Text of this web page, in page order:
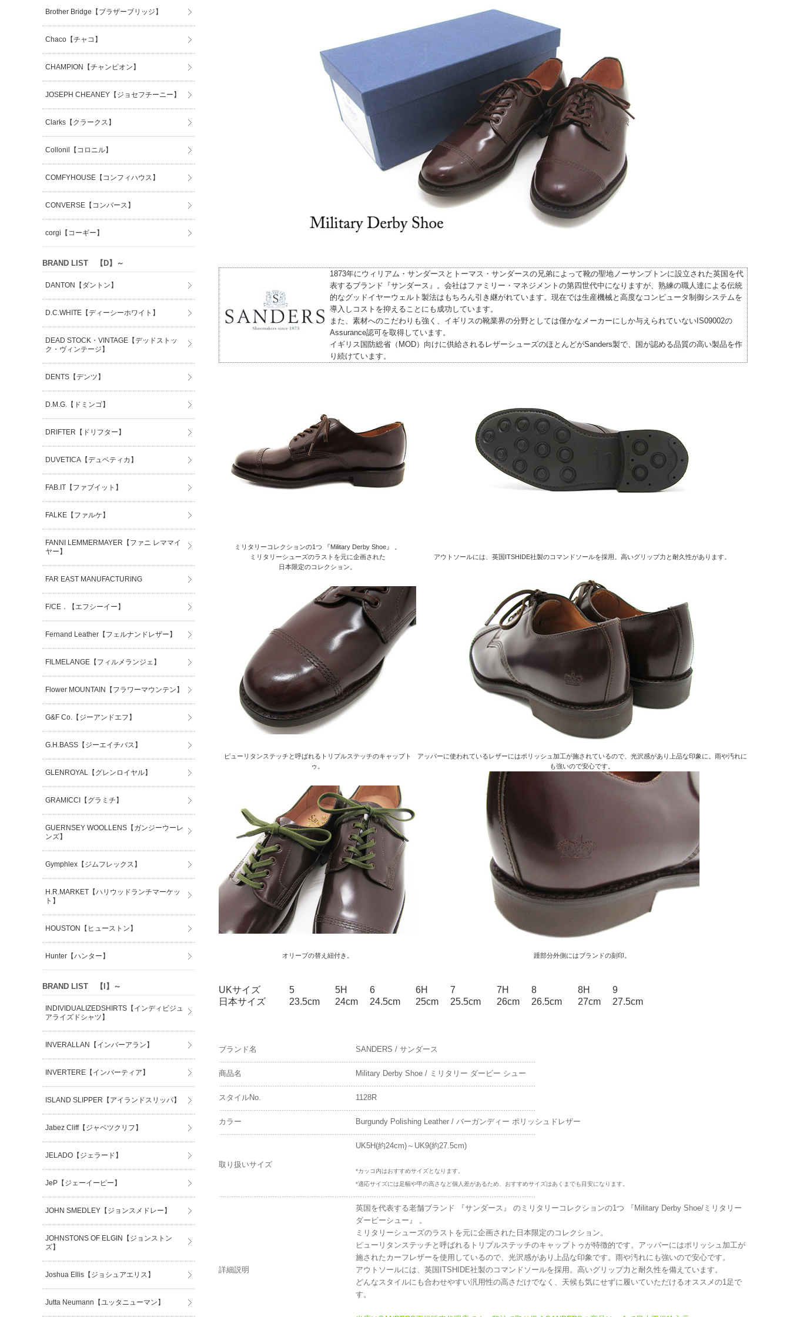
1873年にウィリアム・サンダースとトーマス・サンダースの兄弟によって靴の聖地ノーサンプトンに設立された英国を代
表するブランド『サンダース』。会社はファミリー・マネジメントの第四世代中になりますが、熟練の職人達による伝統
的なグッドイヤーウェルト製法はもちろん引き継がれています。現在では生産機械と高度なコンピュータ制御システムを
導入しコストを抑えることにも成功しています。
また、素材へのこだわりも強く、イギリスの靴業界の分野としては僅かなメーカーにしか与えられていないIS09002の
Assurance認可を取得しています。
イギリス国防総省（MOD）向けに供給されるレザーシューズのほとんどがSanders製で、国が認める品質の高い製品を作
り続けています。
ミリタリーコレクションの1つ 『Military Derby Shoe』 。
ミリタリーシューズのラストを元に企画された
日本限定のコレクション。
アウトソールには、英国ITSHIDE社製のコマンドソールを採用。高いグリップ力と耐久性があります。
ピューリタンステッチと呼ばれるトリプルステッチのキャップト
ゥ。
アッパーに使われているレザーにはポリッシュ加工が施されているので、光沢感があり上品な印象に。雨や汚れに
も強いので安心です。
オリーブの替え紐付き。 踵部分外側にはブランドの刻印。
UKサイズ 5 5H 6 6H 7 7H 8 8H
9
日本サイズ
23.5cm 24cm 24.5cm 25cm 25.5cm 26cm 26.5cm 27cm 27.5cm
ブランド名 SANDERS / サンダース
商品名 Military Derby Shoe / ミリタリー ダービー シュー
スタイルNo. 1128R
カラー Burgundy Polishing Leather / バーガンディー ポリッシュドレザー
取り扱いサイズ
UK5H(約24cm)～UK9(約27.5cm)
*カッコ内はおすすめサイズとなります。
*適応サイズには足幅や甲の高さなど個人差があるため、おすすめサイズはあくまでも目安になります。
詳細説明
英国を代表する老舗ブランド 『サンダース』 のミリタリーコレクションの1つ 『Military Derby Shoe/ミリタリー
ダービーシュー』 。
ミリタリーシューズのラストを元に企画された日本限定のコレクション。
ピューリタンステッチと呼ばれるトリプルステッチのキャップトゥが特徴的です。アッパーにはポリッシュ加工が
施されたカーフレザーを使用しているので、光沢感があり上品な印象です。雨や汚れにも強いので安心です。
アウトソールには、英国ITSHIDE社製のコマンドソールを採用。高いグリップ力と耐久性を備えています。
どんなスタイルにも合わせやすい汎用性の高さだけでなく、天候も気にせずに履いていただけるオススメの1足で
す。
Brother Bridge【ブラザーブリッジ】
Chaco【チャコ】
CHAMPION【チャンピオン】
JOSEPH CHEANEY【ジョセフチーニー】
Clarks【クラークス】
Collonil【コロニル】
COMFYHOUSE【コンフィハウス】
CONVERSE【コンバース】
corgi【コーギー】
BRAND LIST 【D】～
DANTON【ダントン】
D.C.WHITE【ディーシーホワイト】
DEAD STOCK・VINTAGE【デッドストッ
ク・ヴィンテージ】
DENTS【デンツ】
D.M.G.【ドミンゴ】
DRIFTER【ドリフター】
DUVETICA【デュベティカ】
FAB.IT【ファブイット】
FALKE【ファルケ】
FANNI LEMMERMAYER【ファニ レママイ
ヤー】
FAR EAST MANUFACTURING
F/CE．【エフシーイー】
Fernand Leather【フェルナンドレザー】
FILMELANGE【フィルメランジェ】
Flower MOUNTAIN【フラワーマウンテン】
G&F Co.【ジーアンドエフ】
G.H.BASS【ジーエイチバス】
GLENROYAL【グレンロイヤル】
GRAMICCI【グラミチ】
GUERNSEY WOOLLENS【ガンジーウーレ
ンズ】
Gymphlex【ジムフレックス】
H.R.MARKET【ハリウッドランチマーケッ
ト】
HOUSTON【ヒューストン】
Hunter【ハンター】
BRAND LIST 【I】～
INDIVIDUALIZEDSHIRTS【インディビジュ
アライズドシャツ】
INVERALLAN【インバーアラン】
INVERTERE【インバーティア】
ISLAND SLIPPER【アイランドスリッパ】
Jabez Cliff【ジャベツクリフ】
JELADO【ジェラード】
JeP【ジェーイーピー】
JOHN SMEDLEY【ジョンスメドレー】
JOHNSTONS OF ELGIN【ジョンストン
ズ】
Joshua Ellis【ジョシュアエリス】
Jutta Neumann【ユッタニューマン】